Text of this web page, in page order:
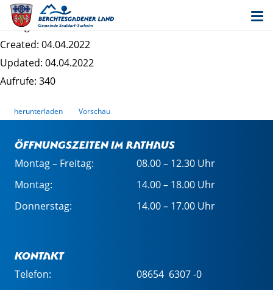
Entwurf "Steinbrünning Dorfplatz" - Begründung
Dateigrösse: 240.23 KB
Created: 04.04.2022
Updated: 04.04.2022
Aufrufe: 340
herunterladen Vorschau
Öffnungszeiten im Rathaus
Montag – Freitag:
08.00 – 12.30 Uhr
Montag:
14.00 – 18.00 Uhr
Donnerstag:
14.00 – 17.00 Uhr
Kontakt
Telefon: 08654 6307 -0